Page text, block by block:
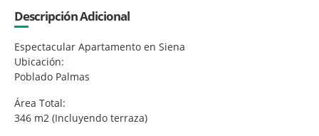
Descripción Adicional
Espectacular Apartamento en Siena
Ubicación:
Poblado Palmas
Área Total:
346 m2 (Incluyendo terraza)